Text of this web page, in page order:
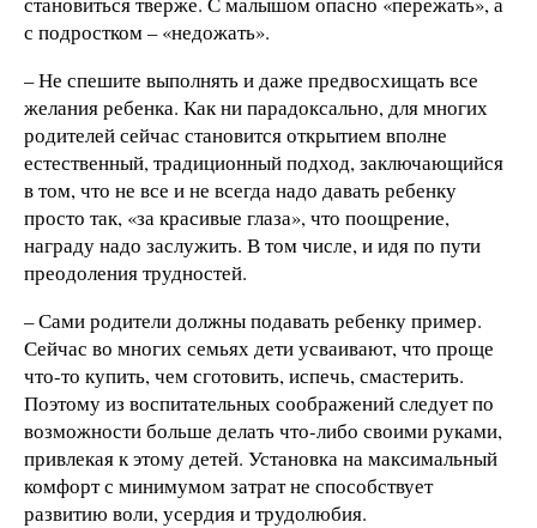
с подростком – «недожать».
– Не спешите выполнять и даже предвосхищать все
желания ребенка. Как ни парадоксально, для многих
родителей сейчас становится открытием вполне
естественный, традиционный подход, заключающийся
в том, что не все и не всегда надо давать ребенку
просто так, «за красивые глаза», что поощрение,
награду надо заслужить. В том числе, и идя по пути
преодоления трудностей.
– Сами родители должны подавать ребенку пример.
Сейчас во многих семьях дети усваивают, что проще
что-то купить, чем сготовить, испечь, смастерить.
Поэтому из воспитательных соображений следует по
возможности больше делать что-либо своими руками,
привлекая к этому детей. Установка на максимальный
комфорт с минимумом затрат не способствует
развитию воли, усердия и трудолюбия.